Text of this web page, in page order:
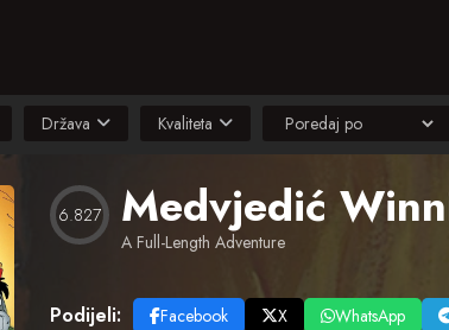
Država Kvaliteta
6.827
A Full-Length Adventure
Podijeli: Facebook X WhatsApp